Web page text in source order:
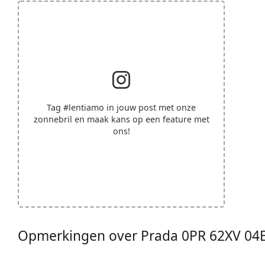
Tag #lentiamo in jouw post met onze
zonnebril en maak kans op een feature met
ons!
Opmerkingen over Prada 0PR 62XV